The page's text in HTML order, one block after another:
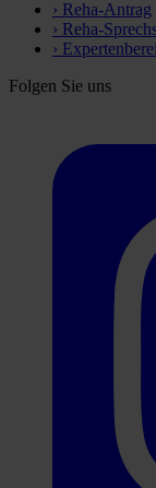
› Reha-Antrag
› Reha-
›
Folgen Sie uns